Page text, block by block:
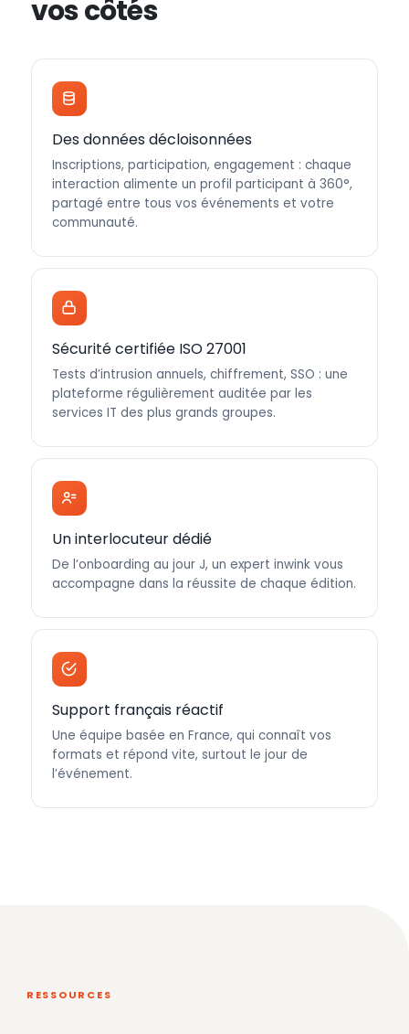
vos côtés
Des données décloisonnées
Inscriptions, participation, engagement : chaque
interaction alimente un profil participant à 360°,
partagé entre tous vos événements et votre
communauté.
Sécurité certifiée ISO 27001
Tests d’intrusion annuels, chiffrement, SSO : une
plateforme régulièrement auditée par les
services IT des plus grands groupes.
Un interlocuteur dédié
De l’onboarding au jour J, un expert inwink vous
accompagne dans la réussite de chaque édition.
Support français réactif
Une équipe basée en France, qui connaît vos
formats et répond vite, surtout le jour de
l’événement.
RESSOURCES